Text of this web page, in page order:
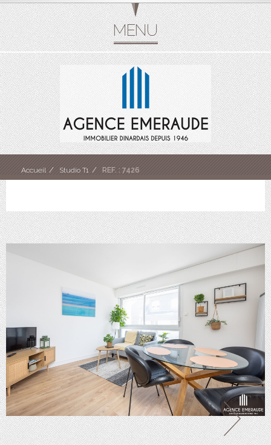
Accueil Studio T1 REF. : 7426